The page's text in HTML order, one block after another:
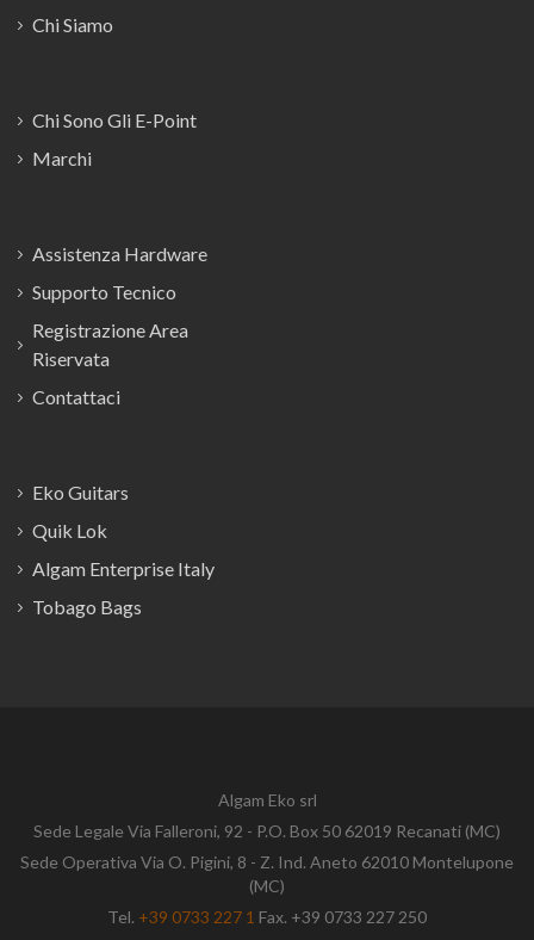
Chi Siamo
Chi Sono Gli E-Point
Marchi
Assistenza Hardware
Supporto Tecnico
Registrazione Area
Riservata
Contattaci
Eko Guitars
Quik Lok
Algam Enterprise Italy
Tobago Bags
Algam Eko srl
Sede Legale Via Falleroni, 92 - P.O. Box 50 62019 Recanati (MC)
Sede Operativa Via O. Pigini, 8 - Z. Ind. Aneto 62010 Montelupone
(MC)
Tel. +39 0733 227 1 Fax. +39 0733 227 250